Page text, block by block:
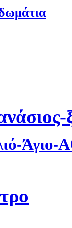
Άγιο-